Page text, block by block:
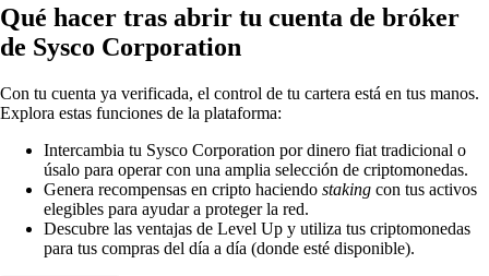
Qué hacer tras abrir tu cuenta de bróker
de Sysco Corporation
Con tu cuenta ya verificada, el control de tu cartera está en tus manos.
Explora estas funciones de la plataforma:
Intercambia tu Sysco Corporation por dinero fiat tradicional o
úsalo para operar con una amplia selección de criptomonedas.
Genera recompensas en cripto haciendo staking con tus activos
elegibles para ayudar a proteger la red.
Descubre las ventajas de Level Up y utiliza tus criptomonedas
para tus compras del día a día (donde esté disponible).